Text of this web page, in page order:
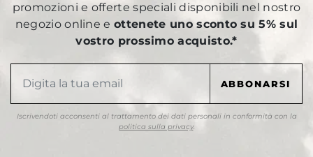
promozioni e offerte speciali disponibili nel nostro
negozio online eottenete uno sconto su 5% sul
vostro prossimo acquisto.*
Iscrivendoti acconsenti al trattamento dei dati personali in conformità con la
politica sulla privacy.